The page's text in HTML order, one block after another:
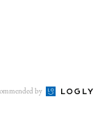
by